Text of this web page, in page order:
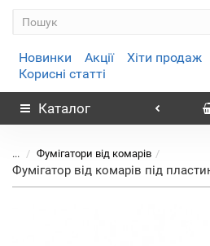
Новинки Акції Хіти продаж
Корисні статті
Каталог
... Фумігатори від комарів
Фумігатор від комарів під